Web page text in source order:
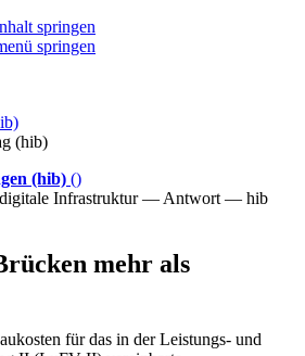
springen
springen
(hib)
(hib) ()
digitale Infrastruktur — Antwort — hib
mehr als
für das in der Leistungs- und